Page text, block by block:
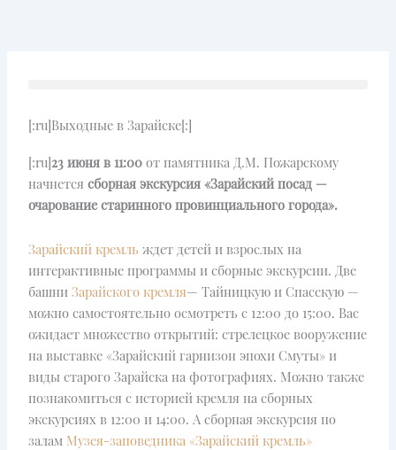
[:ru]Выходные в Зарайске[:]
[:ru]23 июня в 11:00 от памятника Д.М. Пожарскому
начнетсясборная экскурсия «Зарайский посад —
очарование старинного провинциального города».
Зарайский кремль ждет детей и взрослых на
интерактивные программы и сборные экскурсии. Две
башниЗарайского кремля— Тайницкую и Спасскую —
можно самостоятельно осмотреть с 12:00 до 15:00. Вас
ожидает множество открытий: стрелецкое вооружение
на выставке «Зарайский гарнизон эпохи Смуты» и
виды старого Зарайска на фотографиях. Можно также
познакомиться с историей кремля на сборных
экскурсиях в 12:00 и 14:00. А сборная экскурсия по
залам Музея-заповедника «Зарайский кремль»